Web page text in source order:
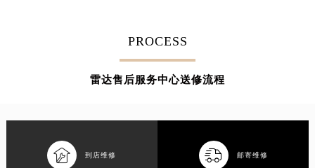
PROCESS
雷达售后服务中心送修流程
 到店维修  邮寄维修